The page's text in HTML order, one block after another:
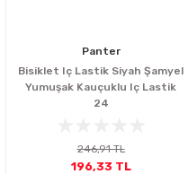
Panter
Bisiklet Iç Lastik Siyah Şamyel
Yumuşak Kauçuklu Iç Lastik
24
246,91 TL
196,33 TL